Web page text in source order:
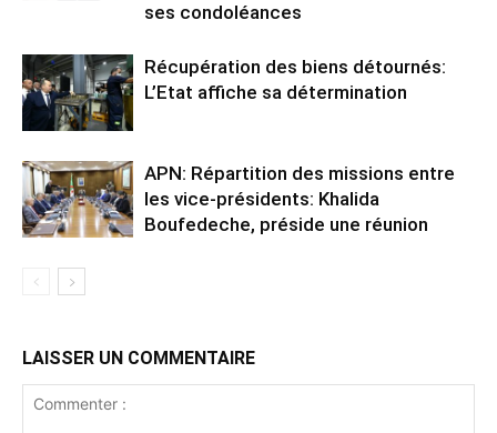
ses condoléances
Récupération des biens détournés:
L’Etat affiche sa détermination
APN: Répartition des missions entre
les vice-présidents: Khalida
Boufedeche, préside une réunion
LAISSER UN COMMENTAIRE